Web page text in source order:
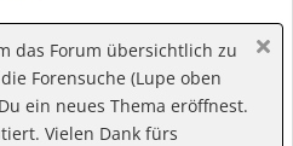
das Forum übersichtlich zu
Forensuche (Lupe oben
ein neues Thema eröffnest.
Vielen Dank fürs